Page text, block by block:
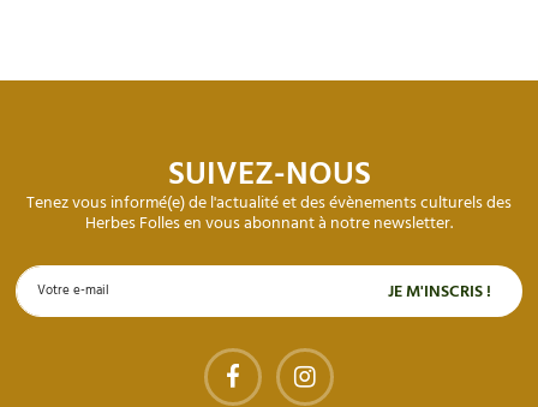
SUIVEZ-NOUS
Tenez vous informé(e) de l'actualité et des évènements culturels des
Herbes Folles en vous abonnant à notre newsletter.